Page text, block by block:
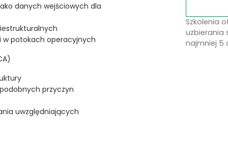
danych wejściowych dla
w potokach operacyjnych
przyczyn
uwzględniających
Szkolenia
uzbierania
najmniej 5